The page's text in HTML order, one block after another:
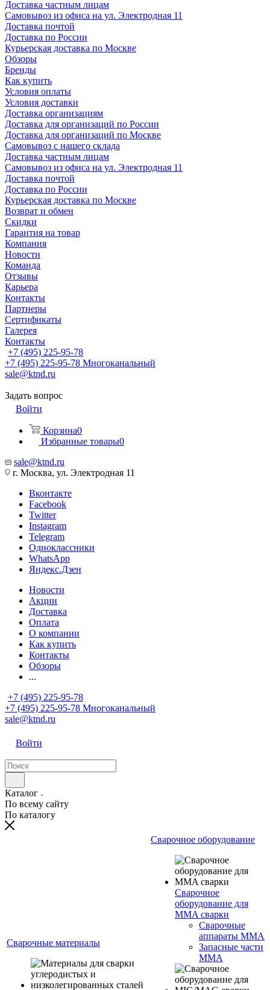
Доставка частным лицам
Самовывоз из офиса на ул. Электродная 11
Доставка почтой
Доставка по России
Курьерская доставка по Москве
Обзоры
Бренды
Как купить
Условия оплаты
Условия доставки
Доставка организациям
Доставка для организаций по России
Доставка для организаций по Москве
Самовывоз с нашего склада
Доставка частным лицам
Самовывоз из офиса на ул. Электродная 11
Доставка почтой
Доставка по России
Курьерская доставка по Москве
Возврат и обмен
Скидки
Гарантия на товар
Компания
Новости
Команда
Отзывы
Карьера
Контакты
Партнеры
Сертификаты
Галерея
Контакты
+7 (495) 225-95-78
+7 (495) 225-95-78 Многоканальный
sale@ktnd.ru
Задать вопрос
Войти
Корзина0
Избранные товары0
sale@ktnd.ru
г. Москва, ул. Электродная 11
Вконтакте
Facebook
Twitter
Instagram
Telegram
Одноклассники
WhatsApp
Яндекс.Дзен
Новости
Акции
Доставка
Оплата
О компании
Как купить
Контакты
Обзоры
...
+7 (495) 225-95-78
+7 (495) 225-95-78 Многоканальный
sale@ktnd.ru
Войти
Каталог
По всему сайту
По каталогу
Сварочные материалы
Сварочное оборудование
Сварочное
оборудование для
MMA сварки
Сварочные
аппараты MMA
Запасные части
MMA